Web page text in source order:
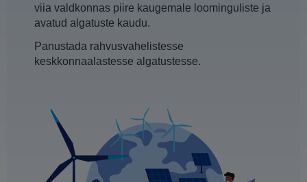
viia valdkonnas piire kaugemale loominguliste ja
avatud algatuste kaudu.
Panustada rahvusvahelistesse
keskkonnaalastesse algatustesse.